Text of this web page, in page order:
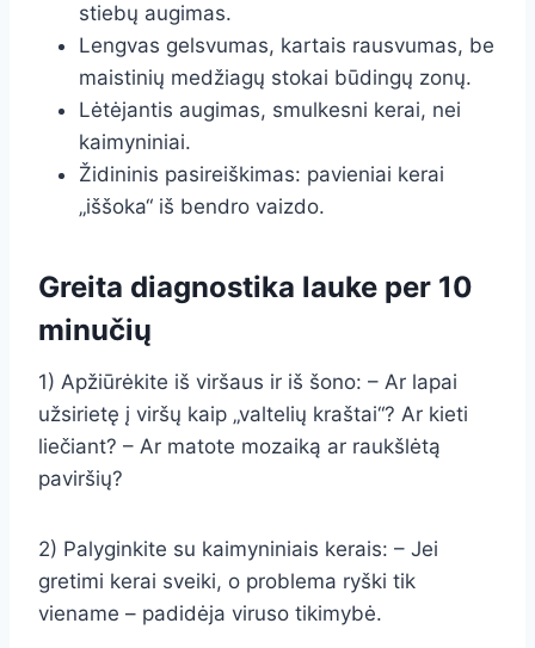
stiebų augimas.
Lengvas gelsvumas, kartais rausvumas, be
maistinių medžiagų stokai būdingų zonų.
Lėtėjantis augimas, smulkesni kerai, nei
kaimyniniai.
Židininis pasireiškimas: pavieniai kerai
„iššoka“ iš bendro vaizdo.
Greita diagnostika lauke per 10
minučių
1) Apžiūrėkite iš viršaus ir iš šono: – Ar lapai
užsirietę į viršų kaip „valtelių kraštai“? Ar kieti
liečiant? – Ar matote mozaiką ar raukšlėtą
paviršių?
2) Palyginkite su kaimyniniais kerais: – Jei
gretimi kerai sveiki, o problema ryški tik
viename – padidėja viruso tikimybė.